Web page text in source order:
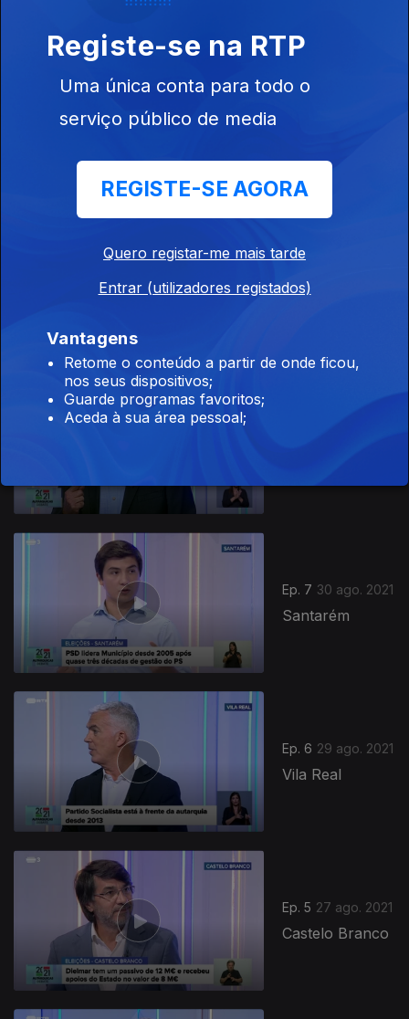
Almada
Ep. 7 30 ago. 2021
Santarém
Ep. 6 29 ago. 2021
Vila Real
Ep. 5 27 ago. 2021
Castelo Branco
Registe-se na RTP
Uma única conta para todo o
serviço público de media
REGISTE-SE AGORA
Quero registar-me mais tarde
Entrar (utilizadores registados)
Vantagens
Retome o conteúdo a partir de onde ficou,
nos seus dispositivos;
Guarde programas favoritos;
Aceda à sua área pessoal;